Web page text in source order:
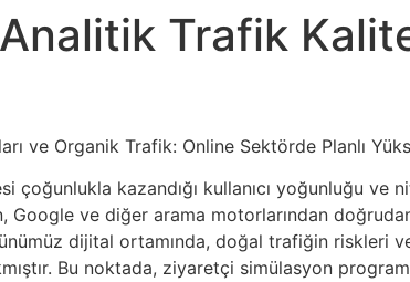
Trafik
ve Organik Trafik: Online Sektörde Planlı
çoğunlukla kazandığı kullanıcı yoğunluğu ve
Google ve diğer arama motorlarından
dijital ortamında, doğal trafiğin riskleri
Bu noktada, ziyaretçi simülasyon